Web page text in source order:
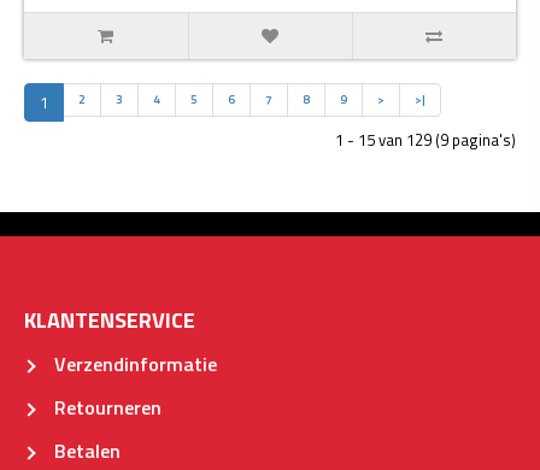
1 2 3 4 5 6 7 8 9 > >|
1 - 15 van 129 (9 pagina's)
KLANTENSERVICE
Verzendinformatie
Retourneren
Betalen